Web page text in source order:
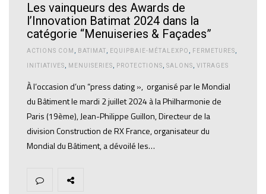
Les vainqueurs des Awards de
l’Innovation Batimat 2024 dans la
catégorie “Menuiseries & Façades”
ACTIONS COM BATIMAT EQUIPBAIE-MÉTALEXPO FERMETURES
INITIATIVES MENUISERIES PROTECTIONS SALONS VITRAGES
À l’occasion d’un “press dating », organisé par le Mondial
du Bâtiment le mardi 2 juillet 2024 à la Philharmonie de
Paris (19ème), Jean-Philippe Guillon, Directeur de la
division Construction de RX France, organisateur du
Mondial du Bâtiment, a dévoilé les…